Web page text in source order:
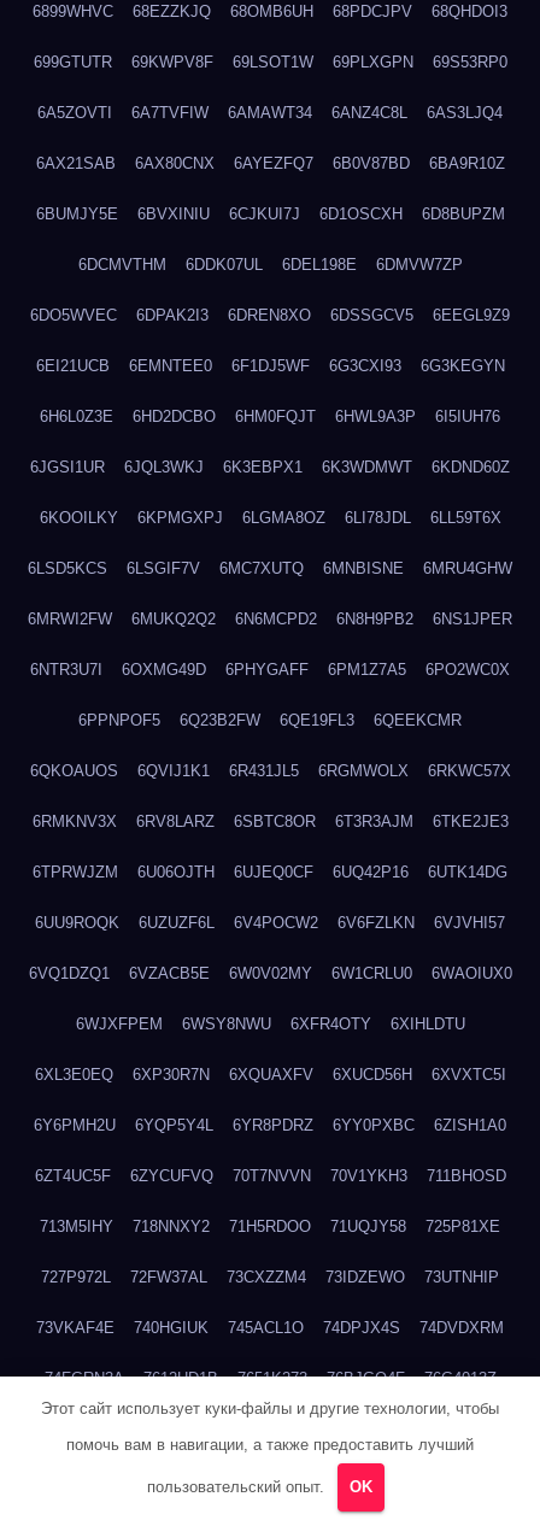
6899WHVC 68EZZKJQ 68OMB6UH 68PDCJPV 68QHDOI3
699GTUTR 69KWPV8F 69LSOT1W 69PLXGPN 69S53RP0
6A5ZOVTI 6A7TVFIW 6AMAWT34 6ANZ4C8L 6AS3LJQ4
6AX21SAB 6AX80CNX 6AYEZFQ7 6B0V87BD 6BA9R10Z
6BUMJY5E 6BVXINIU 6CJKUI7J 6D1OSCXH 6D8BUPZM
6DCMVTHM 6DDK07UL 6DEL198E 6DMVW7ZP
6DO5WVEC 6DPAK2I3 6DREN8XO 6DSSGCV5 6EEGL9Z9
6EI21UCB 6EMNTEE0 6F1DJ5WF 6G3CXI93 6G3KEGYN
6H6L0Z3E 6HD2DCBO 6HM0FQJT 6HWL9A3P 6I5IUH76
6JGSI1UR 6JQL3WKJ 6K3EBPX1 6K3WDMWT 6KDND60Z
6KOOILKY 6KPMGXPJ 6LGMA8OZ 6LI78JDL 6LL59T6X
6LSD5KCS 6LSGIF7V 6MC7XUTQ 6MNBISNE 6MRU4GHW
6MRWI2FW 6MUKQ2Q2 6N6MCPD2 6N8H9PB2 6NS1JPER
6NTR3U7I 6OXMG49D 6PHYGAFF 6PM1Z7A5 6PO2WC0X
6PPNPOF5 6Q23B2FW 6QE19FL3 6QEEKCMR
6QKOAUOS 6QVIJ1K1 6R431JL5 6RGMWOLX 6RKWC57X
6RMKNV3X 6RV8LARZ 6SBTC8OR 6T3R3AJM 6TKE2JE3
6TPRWJZM 6U06OJTH 6UJEQ0CF 6UQ42P16 6UTK14DG
6UU9ROQK 6UZUZF6L 6V4POCW2 6V6FZLKN 6VJVHI57
6VQ1DZQ1 6VZACB5E 6W0V02MY 6W1CRLU0 6WAOIUX0
6WJXFPEM 6WSY8NWU 6XFR4OTY 6XIHLDTU
6XL3E0EQ 6XP30R7N 6XQUAXFV 6XUCD56H 6XVXTC5I
6Y6PMH2U 6YQP5Y4L 6YR8PDRZ 6YY0PXBC 6ZISH1A0
6ZT4UC5F 6ZYCUFVQ 70T7NVVN 70V1YKH3 711BHOSD
713M5IHY 718NNXY2 71H5RDOO 71UQJY58 725P81XE
727P972L 72FW37AL 73CXZZM4 73IDZEWO 73UTNHIP
73VKAF4E 740HGIUK 745ACL1O 74DPJX4S 74DVDXRM
74FGRN3A 7612HD1B 7651K273 76BJGQ4F 76G4013Z
780FZHSV 78Q29S80
Этот сайт использует куки-файлы и другие технологии, чтобы
помочь вам в навигации, а также предоставить лучший
пользовательский опыт. OK